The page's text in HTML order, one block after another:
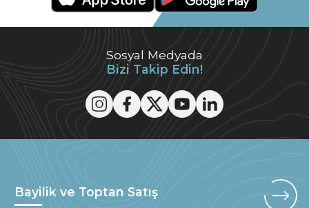
Sosyal Medyada
Bizi Takip Edin!
Bayilik ve Toptan Satış